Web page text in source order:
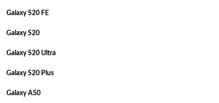
Galaxy S20 FE
Galaxy S20
Galaxy S20 Ultra
Galaxy S20 Plus
Galaxy A50